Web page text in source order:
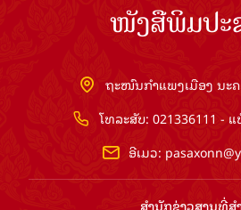
ໜັງສືພິມປະ
ຖະໜົນກຳແພງເມືອງ ນະ
ໂທລະສັບ: 021336111 -
ອີເມວ:
ສຳ​ນັກ​ຂ່າວ​ສານ​ທີ່​ສ